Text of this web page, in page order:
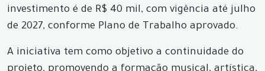
investimento é de R$ 40 mil, com vigência até julho
de 2027, conforme Plano de Trabalho aprovado.
A iniciativa tem como objetivo a continuidade do